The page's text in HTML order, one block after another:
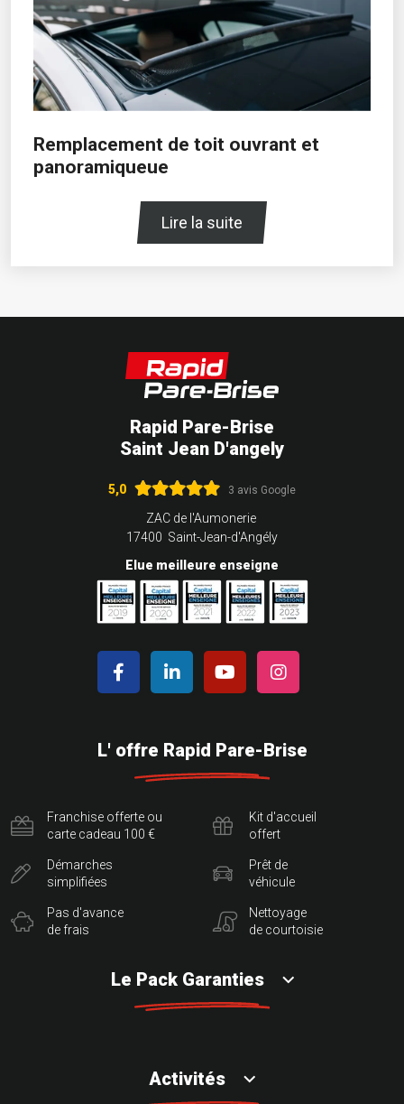
Remplacement de toit ouvrant et
panoramiqueue
Lire la suite
Rapid Pare-Brise
Saint Jean D'angely
5,0 3 avis Google
ZAC de l'Aumonerie
17400 Saint-Jean-d'Angély
Elue meilleure enseigne
L' offre Rapid Pare-Brise
Franchise offerte ou
carte cadeau 100 €
Démarches
simplifiées
Pas d'avance
de frais
Kit d'accueil
offert
Prêt de
véhicule
Nettoyage
de courtoisie
Le Pack Garanties
Activités